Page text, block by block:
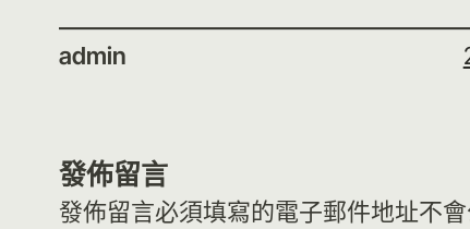
admin
發佈留言
發佈留言必須填寫的電子郵件地址不會